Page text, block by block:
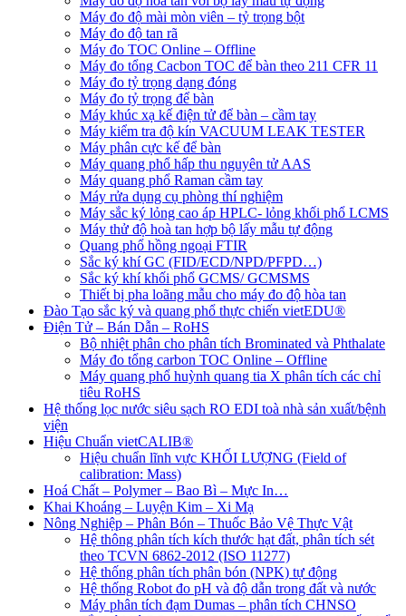
Máy đo độ mài mòn viên – tỷ trọng bột
Máy đo độ tan rã
Máy đo TOC Online – Offline
Máy đo tổng Cacbon TOC để bàn theo 211 CFR 11
Máy đo tỷ trọng dạng đóng
Máy đo tỷ trọng để bàn
Máy khúc xạ kế điện tử để bàn – cầm tay
Máy kiểm tra độ kín VACUUM LEAK TESTER
Máy phân cực kế để bàn
Máy quang phổ hấp thu nguyên tử AAS
Máy quang phổ Raman cầm tay
Máy rửa dụng cụ phòng thí nghiệm
Máy sắc ký lỏng cao áp HPLC- lỏng khối phổ LCMS
Máy thử độ hoà tan hợp bộ lấy mẫu tự động
Quang phổ hồng ngoại FTIR
Sắc ký khí GC (FID/ECD/NPD/PFPD…)
Sắc ký khí khối phổ GCMS/ GCMSMS
Thiết bị pha loãng mẫu cho máy đo độ hòa tan
Đào Tạo sắc ký và quang phổ thực chiến vietEDU®
Điện Tử – Bán Dẫn – RoHS
Bộ nhiệt phân cho phân tích Brominated và Phthalate
Máy đo tổng carbon TOC Online – Offline
Máy quang phổ huỳnh quang tia X phân tích các chỉ
tiêu RoHS
Hệ thống lọc nước siêu sạch RO EDI​​ toà nhà sản xuất/bệnh
viện
Hiệu Chuẩn vietCALIB®
Hiệu chuẩn lĩnh vực KHỐI LƯỢNG (Field of
calibration: Mass)
Hoá Chất – Polymer – Bao Bì – Mực In…
Khai Khoáng – Luyện Kim – Xi Mạ
Nông Nghiệp – Phân Bón – Thuốc Bảo Vệ Thực Vật
Hệ thông phân tích kích thước hạt đất, phân tích sét
theo TCVN 6862-2012 (ISO 11277)
Hệ thống phân tích phân bón (NPK) tự động
Hệ thống Robot đo pH và độ dẫn trong đất và nước
Máy phân tích đạm Dumas – phân tích CHNSO